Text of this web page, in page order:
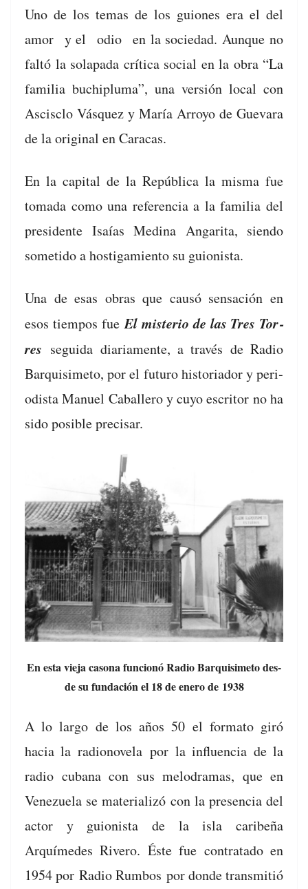
Uno de los temas de los guiones era el del
amor y el odio en la sociedad. Aunque no
faltó la sola­pa­da críti­ca social en la obra “La
famil­ia buchipluma”, una ver­sión local con
Ascis­clo Vásquez y María Arroyo de Gue­vara
de la orig­i­nal en Caracas.
En la cap­i­tal de la Repúbli­ca la mis­ma fue
toma­da como una ref­er­en­cia a la famil­ia del
pres­i­dente Isaías Med­i­na Angari­ta, sien­do
someti­do a hostigamien­to su guionista.
Una de esas obras que causó sen­sación en
esos tiem­pos fueEl mis­te­rio de las Tres Tor­
res segui­da diari­a­mente, a través de Radio
Bar­quisime­to, por el futuro his­to­ri­ador y peri­
odista Manuel Caballero y cuyo escritor no ha
sido posi­ble precisar.
En esta vie­ja casona fun­cionó Radio Bar­quisime­to des­
de su fun­dación el 18 de enero de 1938
A lo largo de los años 50 el for­ma­to giró
hacia la radionov­elapor la influ­en­cia de la
radio cubana con sus melo­dra­mas, que en
Venezuela se mate­ri­al­izó con la pres­en­cia del
actor y guion­ista de la isla caribeña
Arquímedes Rivero. Éste fue con­trata­do en
1954 por Radio Rum­bos por donde trans­mi­tió